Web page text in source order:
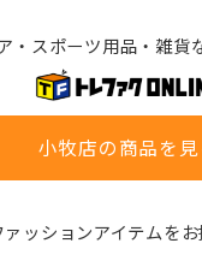
・スポーツ用品・雑貨
小牧店の商品を見
ァッションアイテムを